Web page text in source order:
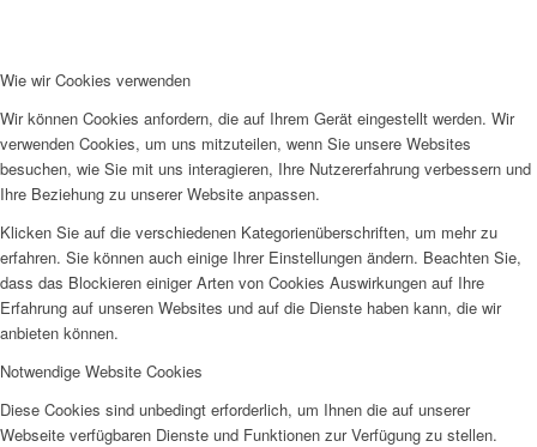
Wie wir Cookies verwenden
Wir können Cookies anfordern, die auf Ihrem Gerät eingestellt werden. Wir
verwenden Cookies, um uns mitzuteilen, wenn Sie unsere Websites
besuchen, wie Sie mit uns interagieren, Ihre Nutzererfahrung verbessern und
Ihre Beziehung zu unserer Website anpassen.
Klicken Sie auf die verschiedenen Kategorienüberschriften, um mehr zu
erfahren. Sie können auch einige Ihrer Einstellungen ändern. Beachten Sie,
dass das Blockieren einiger Arten von Cookies Auswirkungen auf Ihre
Erfahrung auf unseren Websites und auf die Dienste haben kann, die wir
anbieten können.
Notwendige Website Cookies
Diese Cookies sind unbedingt erforderlich, um Ihnen die auf unserer
Webseite verfügbaren Dienste und Funktionen zur Verfügung zu stellen.